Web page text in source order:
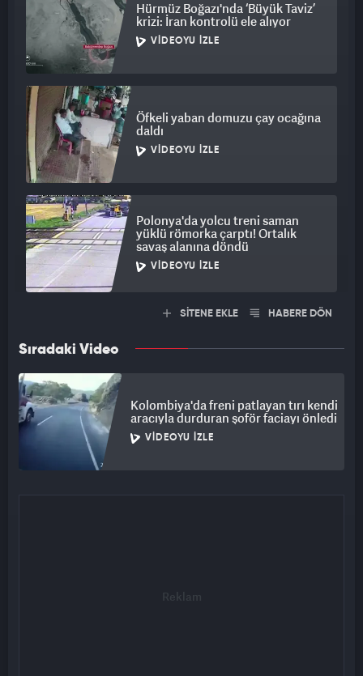
Hürmüz Boğazı'nda ‘Büyük Taviz’
krizi: İran kontrolü ele alıyor
VIDEOYU İZLE
Öfkeli yaban domuzu çay ocağına
daldı
VIDEOYU İZLE
Polonya'da yolcu treni saman
yüklü römorka çarptı! Ortalık
savaş alanına döndü
VIDEOYU İZLE
SİTENE EKLE HABERE DÖN
Sıradaki Video
Kolombiya'da freni patlayan tırı kendi
aracıyla durduran şoför faciayı önledi
VIDEOYU İZLE